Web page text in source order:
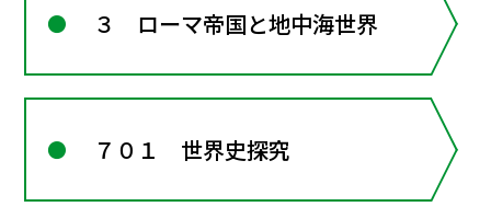
３ ローマ帝国と地中海世界
７０１ 世界史探究